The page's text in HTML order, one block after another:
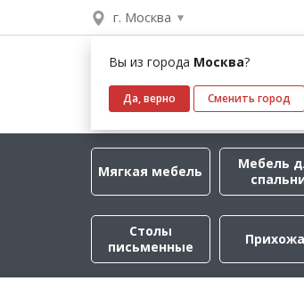
г. Москва
Вы из города Москва?
Да, верно Сменить город
Мягкая мебель
Мебель
Столы
письменные